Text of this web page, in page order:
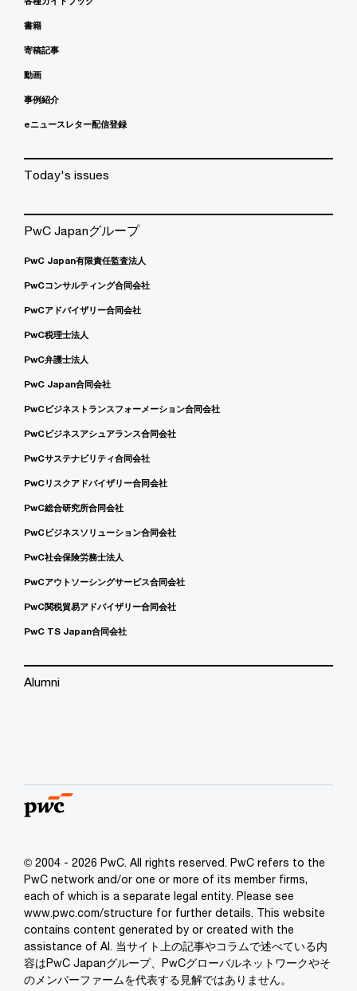
書籍
寄稿記事
動画
事例紹介
eニュースレター配信登録
Today's issues
PwC Japanグループ
PwC Japan有限責任監査法人
PwCコンサルティング合同会社
PwCアドバイザリー合同会社
PwC税理士法人
PwC弁護士法人
PwC Japan合同会社
PwCビジネストランスフォーメーション合同会社
PwCビジネスアシュアランス合同会社
PwCサステナビリティ合同会社
PwCリスクアドバイザリー合同会社
PwC総合研究所合同会社
PwCビジネスソリューション合同会社
PwC社会保険労務士法人
PwCアウトソーシングサービス合同会社
PwC関税貿易アドバイザリー合同会社
PwC TS Japan合同会社
Alumni
© 2004 - 2026 PwC. All rights reserved. PwC refers to the
PwC network and/or one or more of its member firms,
each of which is a separate legal entity. Please see
www.pwc.com/structure for further details. This website
contains content generated by or created with the
assistance of AI. 当サイト上の記事やコラムで述べている内
容はPwC Japanグループ、PwCグローバルネットワークやそ
のメンバーファームを代表する見解ではありません。